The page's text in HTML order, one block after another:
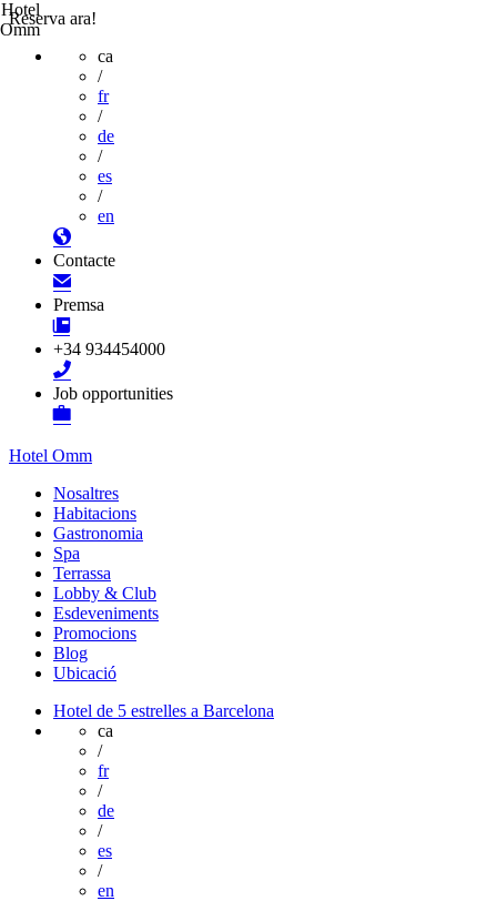
Reserva ara!
ca
/
fr
/
de
/
es
/
en
Contacte
Premsa
+34 934454000
Job opportunities
Hotel Omm
Nosaltres
Habitacions
Gastronomia
Spa
Terrassa
Lobby & Club
Esdeveniments
Promocions
Blog
Ubicació
Hotel de 5 estrelles a Barcelona
ca
/
fr
/
de
/
es
/
en
Hotel
Omm